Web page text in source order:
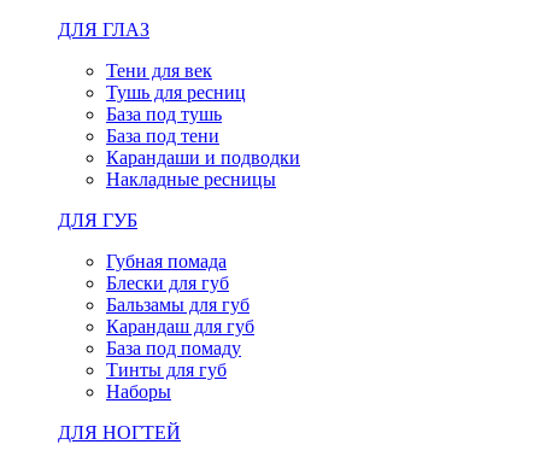
ДЛЯ ГЛАЗ
Тени для век
Тушь для ресниц
База под тушь
База под тени
Карандаши и подводки
Накладные ресницы
ДЛЯ ГУБ
Губная помада
Блески для губ
Бальзамы для губ
Карандаш для губ
База под помаду
Тинты для губ
Наборы
ДЛЯ НОГТЕЙ